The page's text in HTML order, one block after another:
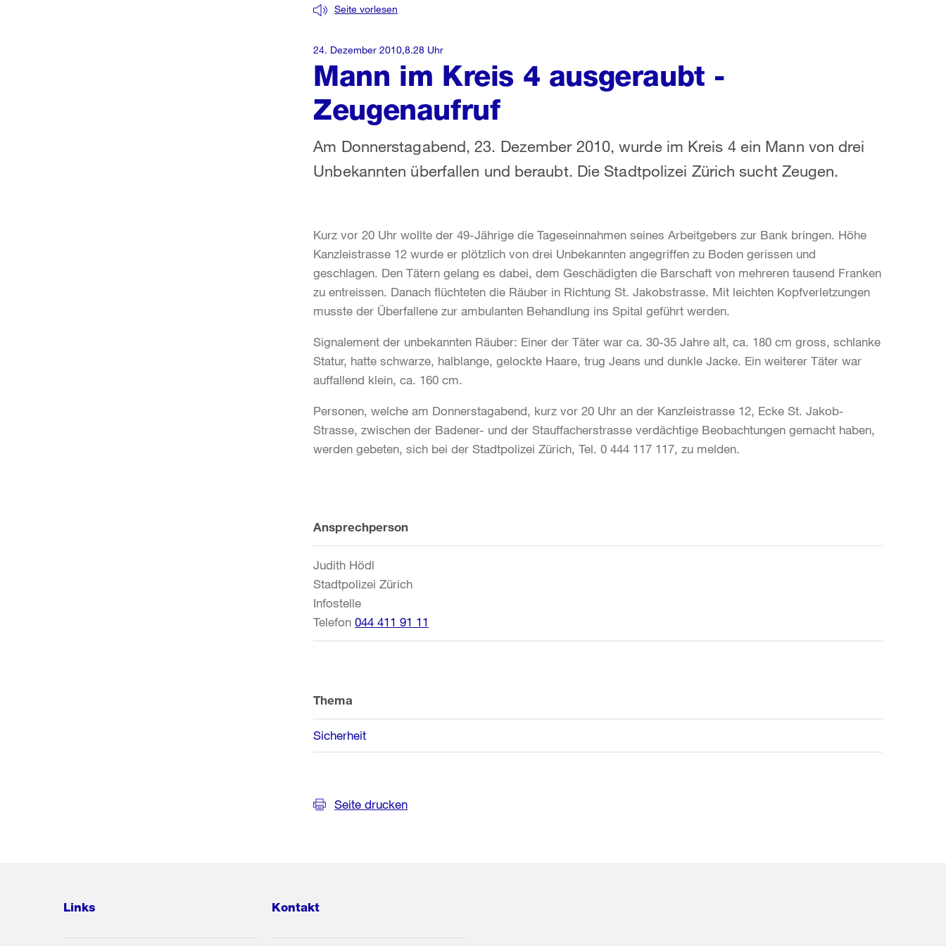
Mann im Kreis 4 ausgeraubt -
Zeugenaufruf
Seite vorlesen
Am Donnerstagabend, 23. Dezember 2010, wurde im Kreis 4 ein Mann von drei
Unbekannten überfallen und beraubt. Die Stadtpolizei Zürich sucht Zeugen.
24. Dezember 2010,8.28 Uhr
Kurz vor 20 Uhr wollte der 49-Jährige die Tageseinnahmen seines Arbeitgebers zur Bank bringen. Höhe
Kanzleistrasse 12 wurde er plötzlich von drei Unbekannten angegriffen zu Boden gerissen und
geschlagen. Den Tätern gelang es dabei, dem Geschädigten die Barschaft von mehreren tausend Franken
zu entreissen. Danach flüchteten die Räuber in Richtung St. Jakobstrasse. Mit leichten Kopfverletzungen
musste der Überfallene zur ambulanten Behandlung ins Spital geführt werden.
Signalement der unbekannten Räuber: Einer der Täter war ca. 30-35 Jahre alt, ca. 180 cm gross, schlanke
Statur, hatte schwarze, halblange, gelockte Haare, trug Jeans und dunkle Jacke. Ein weiterer Täter war
auffallend klein, ca. 160 cm.
Personen, welche am Donnerstagabend, kurz vor 20 Uhr an der Kanzleistrasse 12, Ecke St. Jakob-
Strasse, zwischen der Badener- und der Stauffacherstrasse verdächtige Beobachtungen gemacht haben,
werden gebeten, sich bei der Stadtpolizei Zürich, Tel. 0 444 117 117, zu melden.
Weitere
Informationen
Ansprechperson
Judith Hödl
Stadtpolizei Zürich
Infostelle
Telefon 044 411 91 11
Thema
Sicherheit
Seite drucken
Links Kontakt